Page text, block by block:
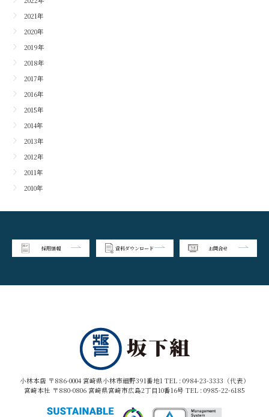
2021年
2020年
2019年
2018年
2017年
2016年
2015年
2014年
2013年
2012年
2011年
2010年
採用情報 資料ダウンロード お問合せ
小林本店 〒886-0004 宮崎県小林市細野391番地1 TEL : 0984-23-3333（代表）
宮崎本社 〒880-0806 宮崎県宮崎市広島2丁目10番16号 TEL : 0985-22-6185